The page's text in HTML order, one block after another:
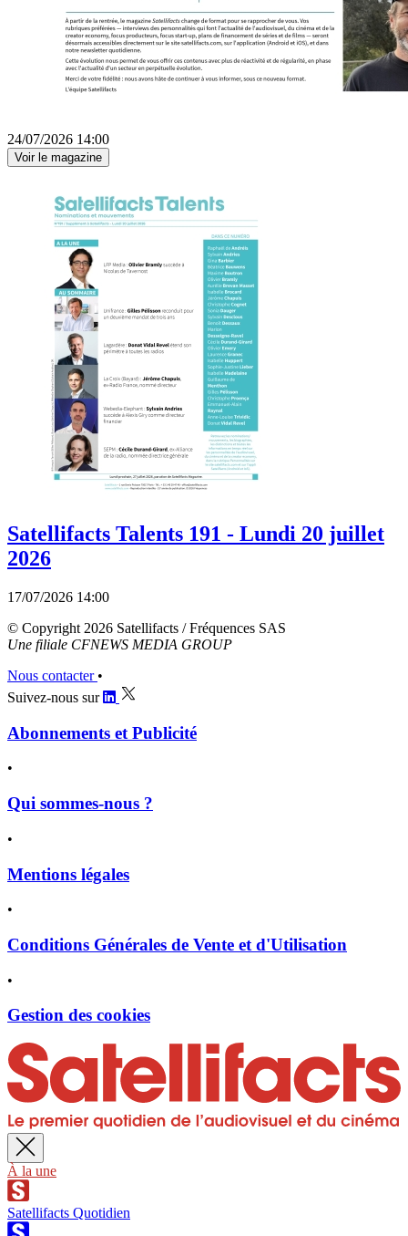
24/07/2026 14:00
Voir le magazine
Satellifacts Talents 191 - Lundi 20 juillet
2026
17/07/2026 14:00
© Copyright 2026 Satellifacts / Fréquences SAS
Une filiale CFNEWS MEDIA GROUP
Nous contacter •
Suivez-nous sur
Abonnements et Publicité
•
Qui sommes-nous ?
•
Mentions légales
•
Conditions Générales de Vente et d'Utilisation
•
Gestion des cookies
À la une
Satellifacts Quotidien